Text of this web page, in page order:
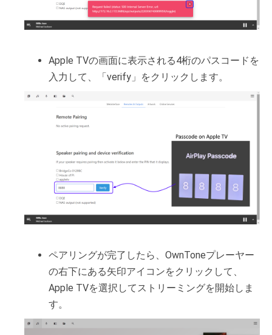
Apple TVの画面に表示される4桁のパスコードを
入力して、「verify」をクリックします。
ペアリングが完了したら、OwnToneプレーヤー
の右下にある矢印アイコンをクリックして、
Apple TVを選択してストリーミングを開始しま
す。